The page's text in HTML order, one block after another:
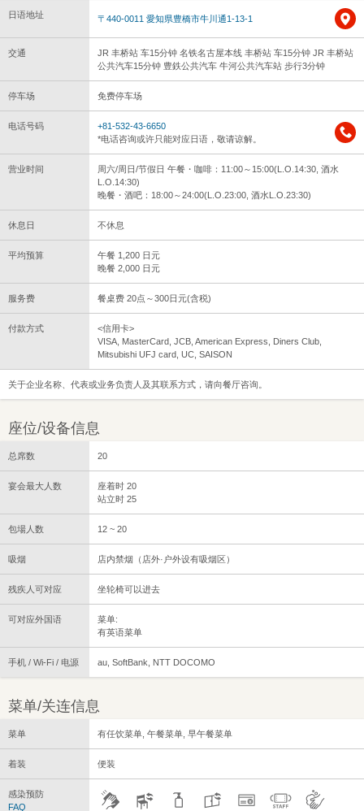
日语地址 〒440-0011 愛知県豊橋市牛川通1-13-1
交通
JR 丰桥站 车15分钟 名铁名古屋本线 丰桥站 车15分钟 JR 丰桥站
公共汽车15分钟 豊鉄公共汽车 牛河公共汽车站 步行3分钟
停车场 免费停车场
电话号码
+81-532-43-6650
*电话咨询或许只能对应日语，敬请谅解。
营业时间
周六/周日/节假日 午餐・咖啡：11:00～15:00(L.O.14:30, 酒水
L.O.14:30)
晚餐・酒吧：18:00～24:00(L.O.23:00, 酒水L.O.23:30)
休息日 不休息
平均预算
午餐 1,200 日元
晚餐 2,000 日元
服务费 餐桌费 20点～300日元(含税)
付款方式
<信用卡>
VISA, MasterCard, JCB, American Express, Diners Club,
Mitsubishi UFJ card, UC, SAISON
关于企业名称、代表或业务负责人及其联系方式，请向餐厅咨询。
座位/设备信息
总席数 20
宴会最大人数
座着时 20
站立时 25
包場人数 12 ~ 20
吸烟 店内禁烟（店外·户外设有吸烟区）
残疾人可对应 坐轮椅可以进去
可对应外国语
菜单:
有英语菜单
手机 / Wi-Fi / 电源 au, SoftBank, NTT DOCOMO
菜单/关连信息
菜单 有任饮菜单, 午餐菜单, 早午餐菜单
着装 便装
感染预防
FAQ